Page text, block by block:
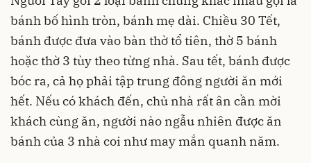
bánh bố hình tròn, bánh mẹ dài. Chiều 30 Tết,
bánh được đưa vào bàn thờ tổ tiên, thờ 5 bánh
hoặc thờ 3 tùy theo từng nhà. Sau tết, bánh được
bóc ra, cả họ phải tập trung đông người ăn mới
hết. Nếu có khách đến, chủ nhà rất ân cần mời
khách cùng ăn, người nào ngẫu nhiên được ăn
bánh của 3 nhà coi như may mắn quanh năm.